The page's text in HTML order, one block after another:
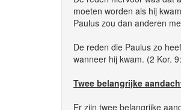
moeten worden als hij
Paulus zou dan anderen
De reden die Paulus zo
wanneer hij kwam. (2 Kor.
Twee belangrijke
Er zijn twee belangrijke